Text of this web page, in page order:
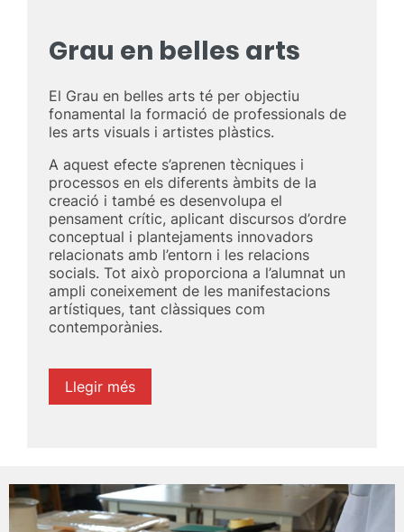
Grau en belles arts
El Grau en belles arts té per objectiu
fonamental la formació de professionals de
les arts visuals i artistes plàstics.
A aquest efecte s’aprenen tècniques i
processos en els diferents àmbits de la
creació i també es desenvolupa el
pensament crític, aplicant discursos d’ordre
conceptual i plantejaments innovadors
relacionats amb l’entorn i les relacions
socials. Tot això proporciona a l’alumnat un
ampli coneixement de les manifestacions
artístiques, tant clàssiques com
contemporànies.
Llegir més